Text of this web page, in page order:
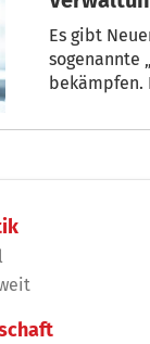
Es gibt
sogenannte
bekämpfen.
dazu